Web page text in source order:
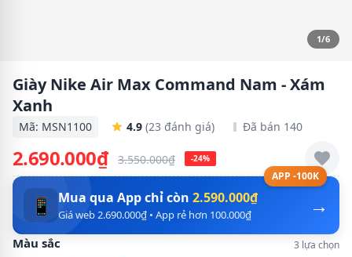
1/6
Giày Nike Air Max Command Nam - Xám
Xanh
Mã: MSN1100 4.9 (23 đánh giá) Đã bán 140
2.690.000₫ 3.550.000₫ -24%
APP -100K
→
📱 Mua qua App chỉ còn 2.590.000₫
Giá web 2.690.000₫ • App rẻ hơn 100.000₫
Màu sắc 3 lựa chọn